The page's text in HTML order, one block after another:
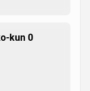
kun 0